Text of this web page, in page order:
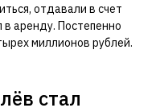
отдавали в счет
аренду. Постепенно
миллионов рублей.
стал